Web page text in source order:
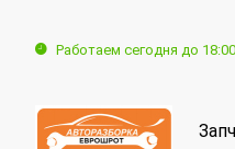
Работаем сегодня до 18:00